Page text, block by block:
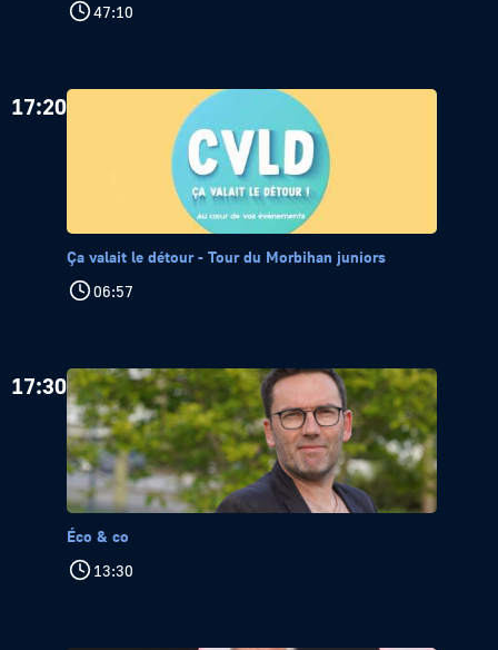
47:10
17:20
Ça valait le détour - Tour du Morbihan juniors
06:57
17:30
Éco & co
13:30